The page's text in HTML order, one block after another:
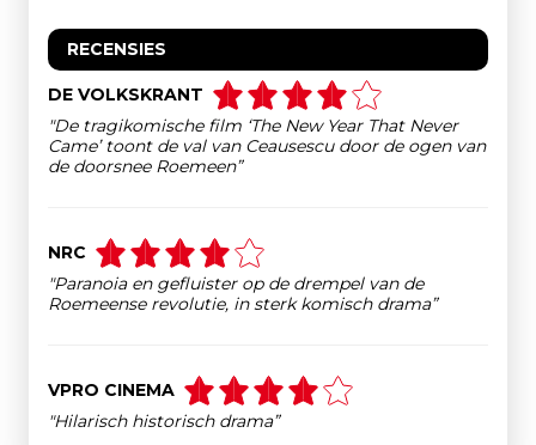
RECENSIES
DE VOLKSKRANT
"De tragikomische film ‘The New Year That Never
Came’ toont de val van Ceausescu door de ogen van
de doorsnee Roemeen”
NRC
"Paranoia en gefluister op de drempel van de
Roemeense revolutie, in sterk komisch drama”
VPRO CINEMA
"Hilarisch historisch drama”